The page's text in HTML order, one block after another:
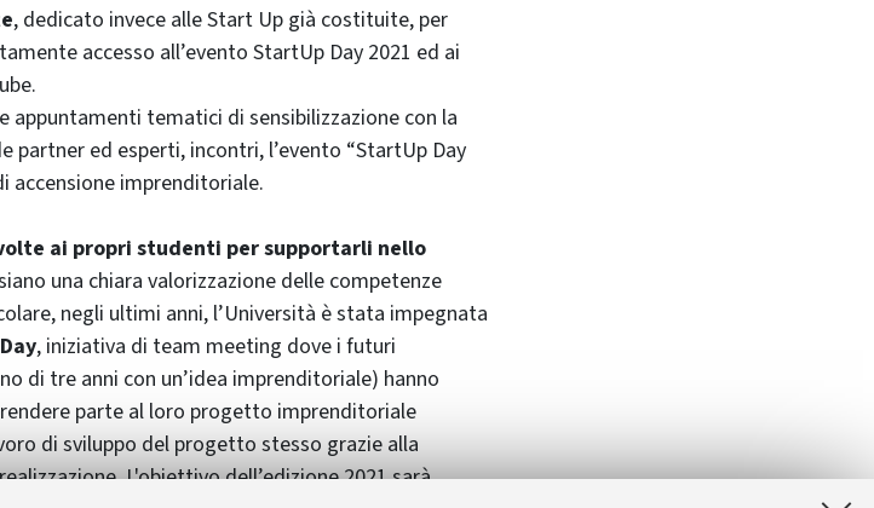
, dedicato invece alle Start Up già costituite, per
accesso all’evento StartUp Day 2021 ed ai
appuntamenti tematici di sensibilizzazione con la
partner ed esperti, incontri, l’evento “StartUp Day
accensione imprenditoriale.
ai propri studenti per supportarli nello
una chiara valorizzazione delle competenze
negli ultimi anni, l’Università è stata impegnata
, iniziativa di team meeting dove i futuri
di tre anni con un’idea imprenditoriale) hanno
parte al loro progetto imprenditoriale
di sviluppo del progetto stesso grazie alla
L'obiettivo dell’edizione 2021 sarà,